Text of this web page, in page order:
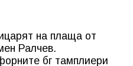
на плаща от
Ралчев.
бг тамплиери